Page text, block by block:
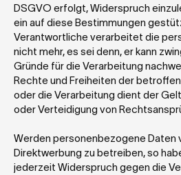
DSGVO erfolgt, Widerspruch
ein auf diese Bestimmungen
Verantwortliche verarbeitet die
nicht mehr, es sei denn, er kann
Gründe für die Verarbeitung
Rechte und Freiheiten der
oder die Verarbeitung dient der
oder Verteidigung von
Werden personenbezogene Daten
Direktwerbung zu betreiben, so
jederzeit Widerspruch gegen die